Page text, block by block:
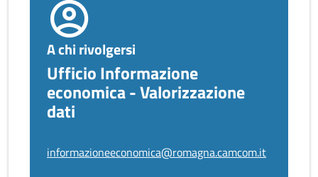
A chi rivolgersi
Ufficio Informazione
economica - Valorizzazione
dati
informazioneeconomica@romagna.camcom.it